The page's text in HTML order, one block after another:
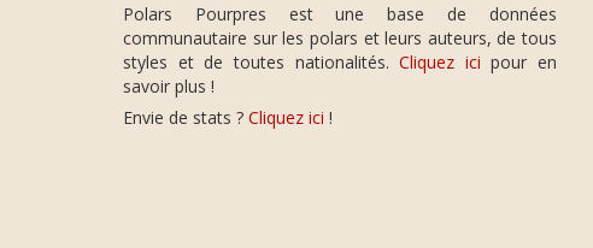
Polars Pourpres est une base de données
communautaire sur les polars et leurs auteurs, de tous
styles et de toutes nationalités.Cliquez ici pour en
savoir plus !
Envie de stats ? Cliquez ici !